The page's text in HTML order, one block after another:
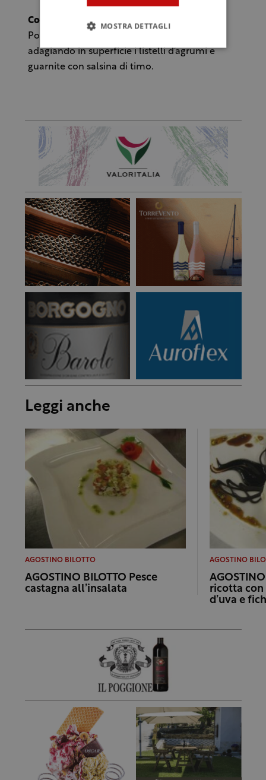
Come servire
Ponete in un piatto i bocconcini d’ombrina
adagiando in superficie i listelli d’agrumi e
guarnite con salsina di timo.
Leggi anche
AGOSTINO BILOTTO
AGOSTINO BILOTTO Pesce
castagna all’insalata
AGOSTINO
ricotta con
d’uva e
MOSTRA DETTAGLI